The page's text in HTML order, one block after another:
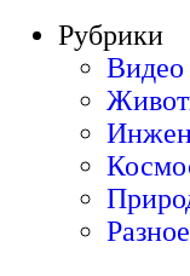
Рубрики
Видео
Разное